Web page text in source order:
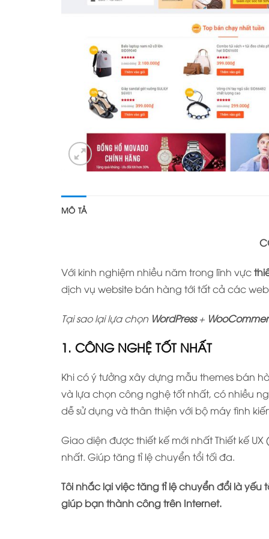
MÔ TẢ
Với kinh nghiệm nhiều năm trong lĩnh vực
dịch vụ website bán hàng tới tất cả các
Tại sao lại lựa chọn WordPress+
1. CÔNG NGHỆ TỐT NHẤT
Khi có ý tưởng xây dựng mẫu themes bán
và lựa chọn công nghệ tốt nhất, có nhiều
dễ sử dụng và thân thiện với bộ máy tình
Giao diện được thiết kế mới nhất Thiết kế
nhất. Giúp tăng tỉ lệ chuyển tổi tối đa.
Tôi nhắc lại việc tăng tỉ lệ chuyển đổi là
giúp bạn thành công trên Internet.